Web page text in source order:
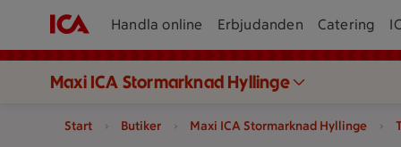
Handla online Erbjudanden Catering
Maxi ICA Stormarknad Hyllinge
Start Butiker Maxi ICA Stormarknad Hyllinge